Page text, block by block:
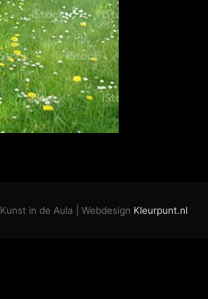
Kunst in de Aula | Webdesign Kleurpunt.nl